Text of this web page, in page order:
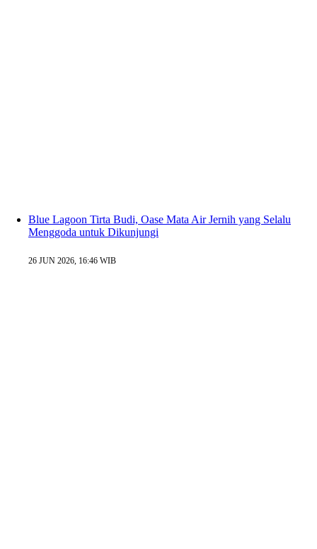
Blue Lagoon Tirta Budi, Oase Mata Air Jernih yang Selalu
Menggoda untuk Dikunjungi
26 JUN 2026, 16:46 WIB